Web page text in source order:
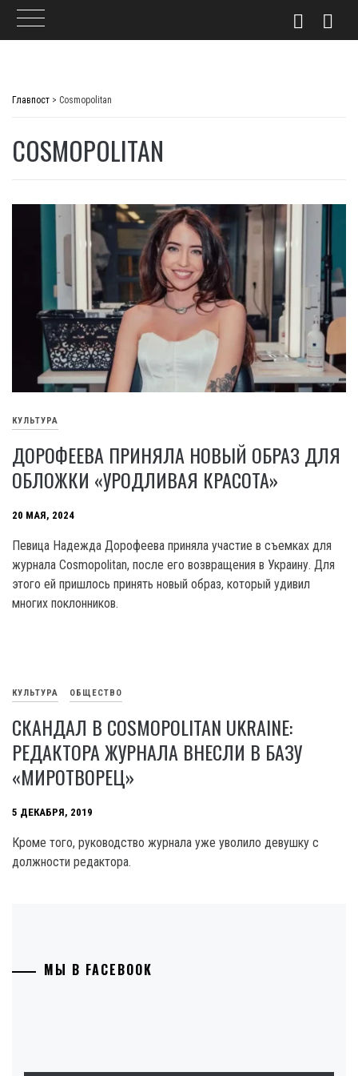
Главпост > Cosmopolitan
COSMOPOLITAN
КУЛЬТУРА
ДОРОФЕЕВА ПРИНЯЛА НОВЫЙ ОБРАЗ ДЛЯ
ОБЛОЖКИ «УРОДЛИВАЯ КРАСОТА»
20 МАЯ, 2024
Певица Надежда Дорофеева приняла участие в съемках для
журнала Cosmopolitan, после его возвращения в Украину. Для
этого ей пришлось принять новый образ, который удивил
многих поклонников.
КУЛЬТУРА ОБЩЕСТВО
СКАНДАЛ В COSMOPOLITAN UKRAINE:
РЕДАКТОРА ЖУРНАЛА ВНЕСЛИ В БАЗУ
«МИРОТВОРЕЦ»
5 ДЕКАБРЯ, 2019
Кроме того, руководство журнала уже уволило девушку с
должности редактора.
МЫ В FACEBOOK